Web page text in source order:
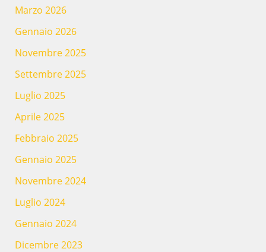
Marzo 2026
Gennaio 2026
Novembre 2025
Settembre 2025
Luglio 2025
Aprile 2025
Febbraio 2025
Gennaio 2025
Novembre 2024
Luglio 2024
Gennaio 2024
Dicembre 2023